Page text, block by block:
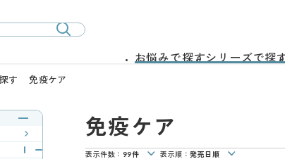
お悩みで探すシリーズで探
す 免疫ケア
免疫ケア
表示件数： 99件 表示順： 発売日順